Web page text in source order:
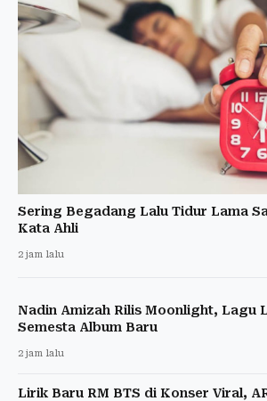
Sering Begadang Lalu Tidur Lama
Kata Ahli
2 jam lalu
Nadin Amizah Rilis Moonlight, Lagu
Semesta Album Baru
2 jam lalu
Lirik Baru RM BTS di Konser Viral,